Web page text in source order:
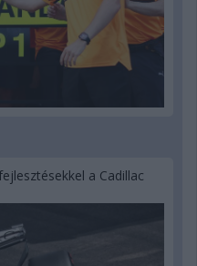
a Cadillac